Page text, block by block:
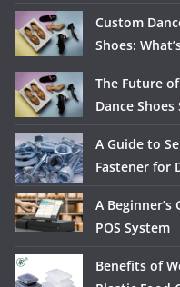
Custom
Shoes:
The Future
Dance
A Guide to
Fastener for
A
POS System
Benefits of